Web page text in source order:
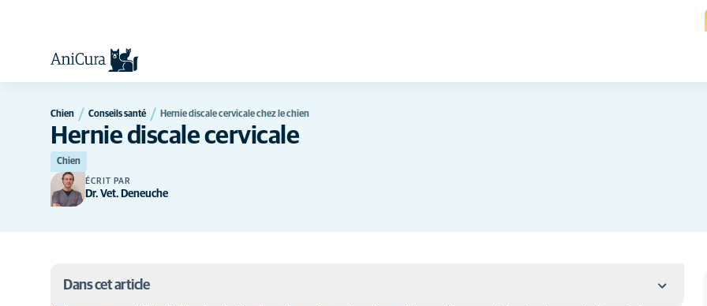
Chien Conseils santé Hernie discale cervicale chez le chien
Hernie discale cervicale
Chien
ÉCRIT PAR
Dr. Vet. Deneuche
Dans cet article